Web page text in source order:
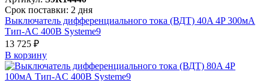
Срок поставки: 2 дня
Выключатель дифференциального тока (ВДТ) 40A 4P 300мА
Тип-AC 400В Systeme9
13 725 ₽
В корзинy